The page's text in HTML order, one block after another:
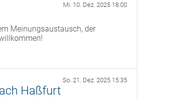
Mi. 10. Dez. 2025 18:00
Meinungsaustausch, der
So. 21. Dez. 2025 15:35
Haßfurt